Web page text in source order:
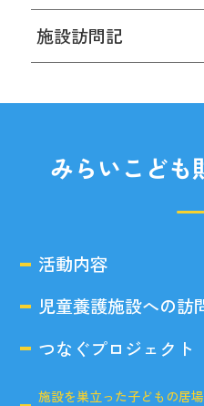
施設訪問記
みらいこども
活動内容
児童養護施設への訪
つなぐプロジェクト
施設を巣立った子どもの居